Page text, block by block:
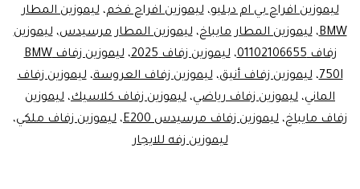
Luxury
Car
تبدأ
من
هنا!
ليموزين افراح بي ام دبليو،ليموزين افراح فخم،ليموزين المطار
BMW،ليموزين المطار مايباخ،ليموزين المطار مرسيدس،ليموزين
زفاف 01102106655
،ليموزين زفاف 2025 ،
ليموزين زفاف BMW
750I،ليموزين زفاف أنيق،ليموزين زفاف العروسة،ليموزين زفاف
الماني، ليموزين زفاف رياضي، ليموزين زفاف كلاسيك، ليموزين
زفاف مايباخ، ليموزين زفاف مرسيدس E200 ، ليموزين زفاف ملكي،
ليموزين زفه للايجار